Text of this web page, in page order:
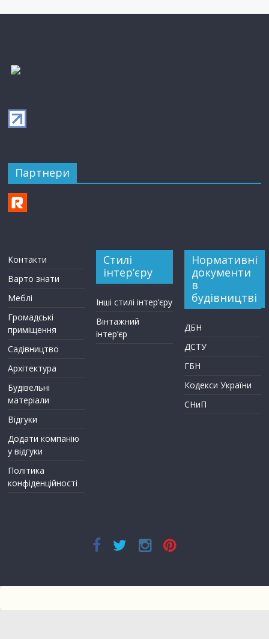
Партнери
Контакти
Варто знати
Меблі
Громадські
приміщення
Садівництво
Архітектура
Будівельні
матеріали
Відгуки
Додати компанію
у відгуки
Політика
конфіденційності
Стилі
інтер’єру
Інші стилі інтер’єру
Вінтажний
інтер’єр
Нормативні
документи
в
будівництві
ДБН
ДСТУ
ГБН
Кодекси України
СНиП